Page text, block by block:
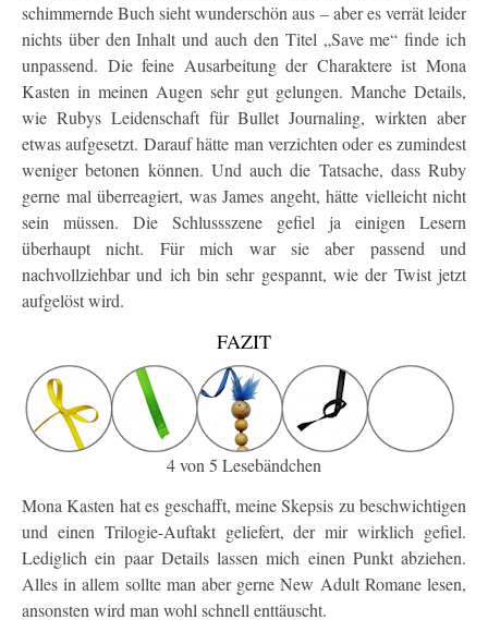
schimmernde Buch sieht wunderschön aus – aber es verrät leider
nichts über den Inhalt und auch den Titel „Save me“ finde ich
unpassend. Die feine Ausarbeitung der Charaktere ist Mona
Kasten in meinen Augen sehr gut gelungen. Manche Details,
wie Rubys Leidenschaft für Bullet Journaling, wirkten aber
etwas aufgesetzt. Darauf hätte man verzichten oder es zumindest
weniger betonen können. Und auch die Tatsache, dass Ruby
gerne mal überreagiert, was James angeht, hätte vielleicht nicht
sein müssen. Die Schlussszene gefiel ja einigen Lesern
überhaupt nicht. Für mich war sie aber passend und
nachvollziehbar und ich bin sehr gespannt, wie der Twist jetzt
aufgelöst wird.
FAZIT
4 von 5 Lesebändchen
Mona Kasten hat es geschafft, meine Skepsis zu beschwichtigen
und einen Trilogie-Auftakt geliefert, der mir wirklich gefiel.
Lediglich ein paar Details lassen mich einen Punkt abziehen.
Alles in allem sollte man aber gerne New Adult Romane lesen,
ansonsten wird man wohl schnell enttäuscht.